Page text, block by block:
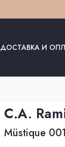
ДОСТАВКА И
C.A.
Müstique 001